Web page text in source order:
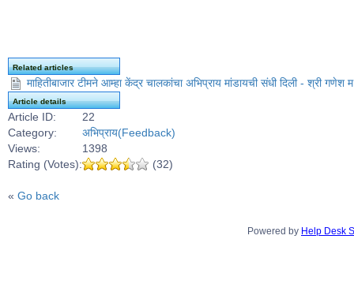
Related articles
माहितीबाजार टीमने आम्हा केंद्र चालकांचा अभिप्राय मांडायची संधी दिली - श्री
Article details
Article ID:
22
Category:
अभिप्राय(Feedback)
Views:
1398
Rating (Votes):
(32)
« Go back
Powered by Help Desk